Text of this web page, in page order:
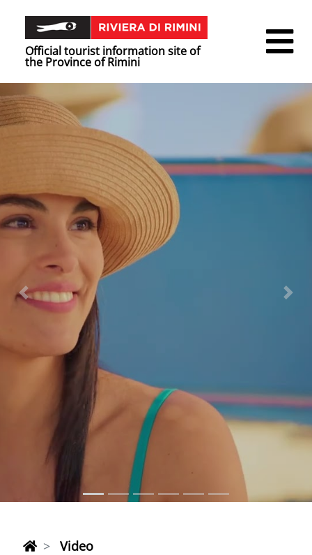
Official tourist information site of
the Province of Rimini
Previous
Video